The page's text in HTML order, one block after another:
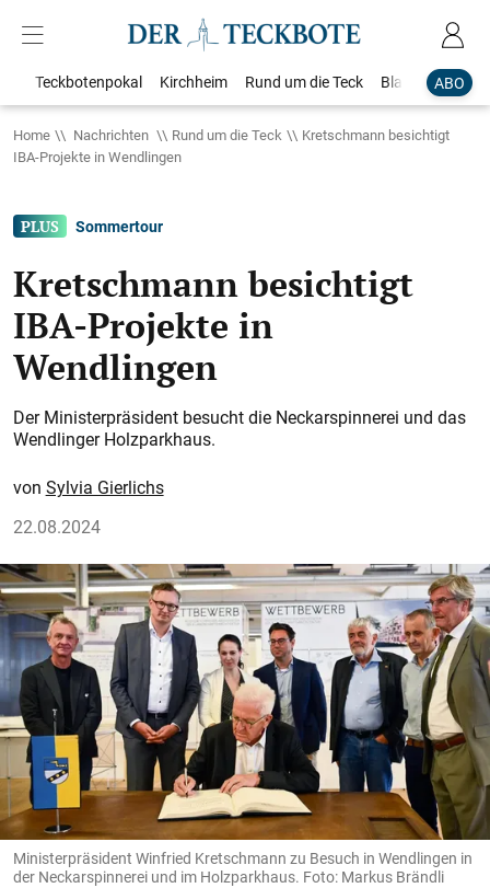
ABO
Teckbotenpokal Kirchheim Rund um die Teck Blaulicht
Home Nachrichten Rund um die Teck
Kretschmann besichtigt
IBA-Projekte in Wendlingen
Sommertour
Kretschmann besichtigt
IBA-Projekte in
Wendlingen
Der Ministerpräsident besucht die Neckarspinnerei und das
Wendlinger Holzparkhaus.
Sylvia Gierlichs
22.08.2024
Ministerpräsident Winfried Kretschmann zu Besuch in Wendlingen in
der Neckarspinnerei und im Holzparkhaus. Foto: Markus Brändli